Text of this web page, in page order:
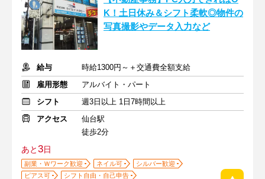
K！土日休み＆シフト柔軟◎物件の
写真撮影やデータ入力など
給与
時給1300円～＋交通費全額支給
雇用形態
アルバイト・パート
シフト
週3日以上 1日7時間以上
アクセス
仙台駅
徒歩2分
あと3日
副業・Ｗワーク歓迎 ネイル可
シルバー歓迎
ピアス可
シフト自由・自己申告